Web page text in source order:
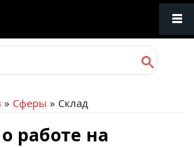
» Сферы » Склад
работе на